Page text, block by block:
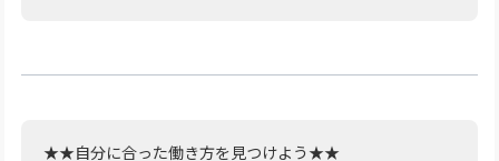
★★自分に合った働き方を見つけよう★★